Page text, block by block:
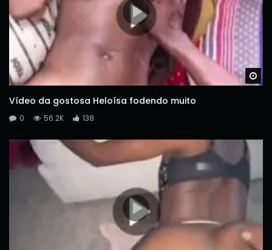
Vídeo da gostosa Heloísa fodendo muito
0 56.2K 138